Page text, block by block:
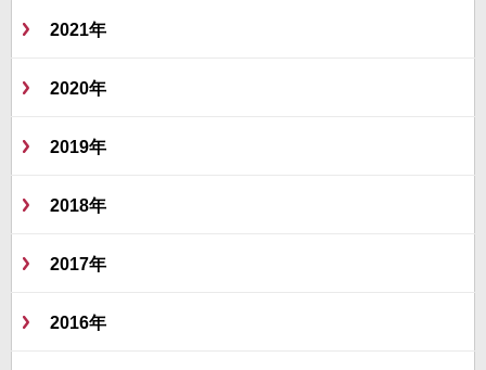
2021年
2020年
2019年
2018年
2017年
2016年